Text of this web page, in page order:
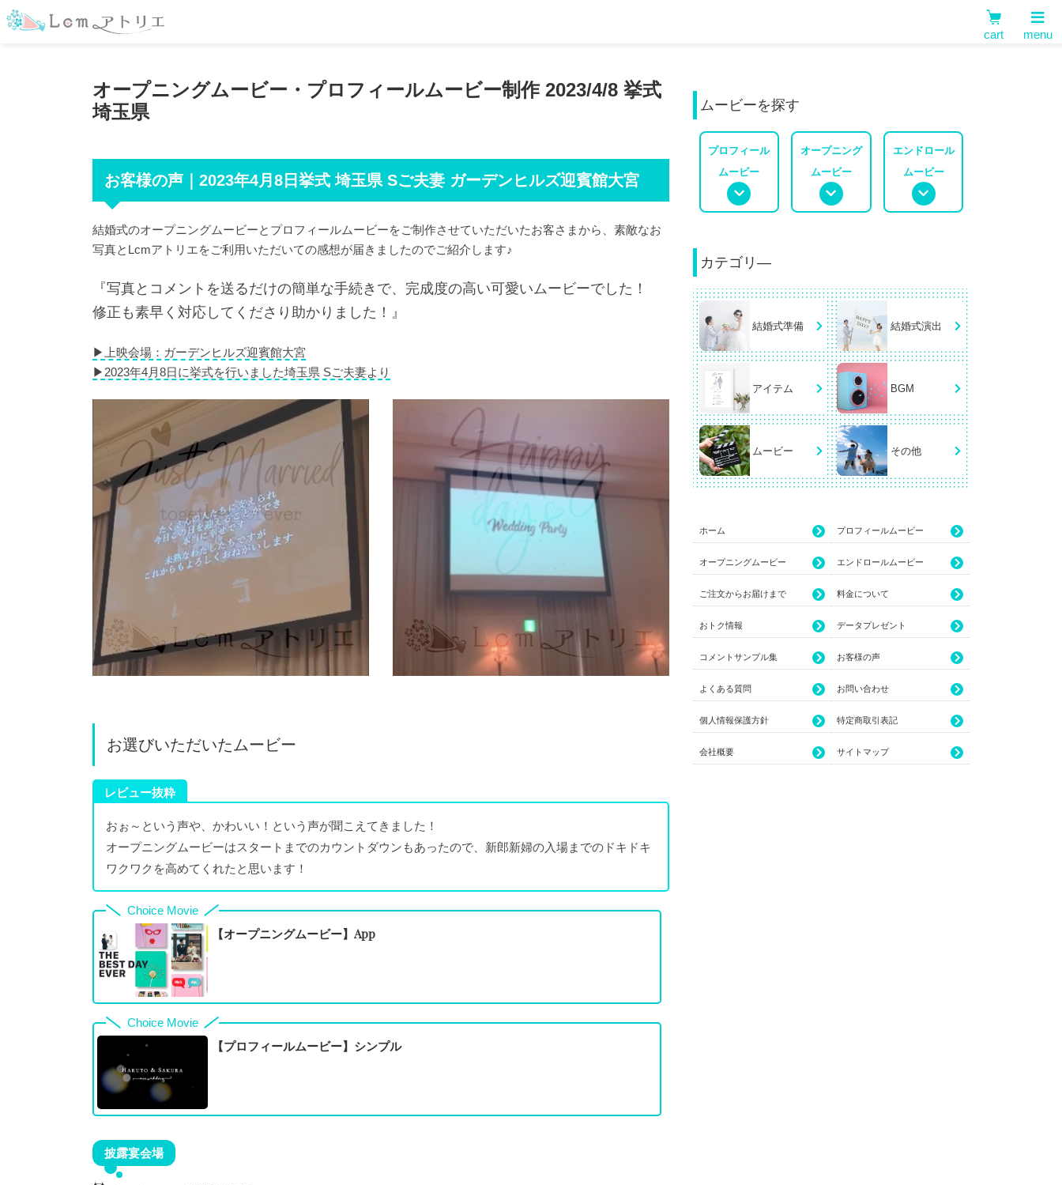
cart menu
オープニングムービー・プロフィールムービー制作 2023/4/8 挙式
埼玉県
お客様の声｜2023年4月8日挙式 埼玉県 Sご夫妻 ガーデンヒルズ迎賓館大宮
結婚式のオープニングムービーとプロフィールムービーをご制作させていただいたお客さまから、素敵なお
写真とLcmアトリエをご利用いただいての感想が届きましたのでご紹介します♪
『写真とコメントを送るだけの簡単な手続きで、完成度の高い可愛いムービーでした！
修正も素早く対応してくださり助かりました！』
▶︎上映会場：ガーデンヒルズ迎賓館大宮
▶︎2023年4月8日に挙式を行いました埼玉県 Sご夫妻より
お選びいただいたムービー
レビュー抜粋
おぉ～という声や、かわいい！という声が聞こえてきました！
オープニングムービーはスタートまでのカウントダウンもあったので、新郎新婦の入場までのドキドキ
ワクワクを高めてくれたと思います！
Choice Movie
【オープニングムービー】App
Choice Movie
【プロフィールムービー】シンプル
披露宴会場
ムービーを探す
プロフィール
ムービー
オープニング
ムービー
エンドロール
ムービー
カテゴリ―
結婚式準備 結婚式演出
アイテム BGM
ムービー その他
ホーム プロフィールムービー
オープニングムービー エンドロールムービー
ご注文からお届けまで 料金について
おトク情報 データプレゼント
コメントサンプル集 お客様の声
よくある質問 お問い合わせ
個人情報保護方針 特定商取引表記
会社概要 サイトマップ